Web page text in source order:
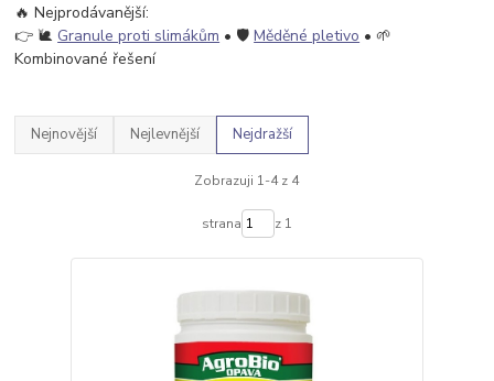
🔥 Nejprodávanější:
👉 🐌 Granule proti slimákům • 🛡️Měděné pletivo • 🌱
Kombinované řešení
Nejnovější Nejlevnější Nejdražší
Zobrazuji 1-4 z 4
strana z 1